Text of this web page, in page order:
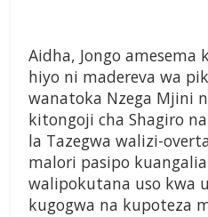
Aidha, Jongo amesema
hiyo ni madereva wa
wanatoka Nzega Mjini
kitongoji cha Shagiro
la Tazegwa walizi-
malori pasipo
walipokutana uso kwa
kugogwa na kupoteza